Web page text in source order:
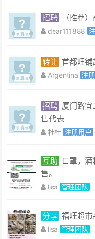
招聘 （推荐
dear111888
转让 首都旺铺
Argentina 注
招聘 厦门路
售代表
杜杜 注册用户
互助 口罩，
售。
lisa 管理团队
分享 福旺超市
lisa 管理团队